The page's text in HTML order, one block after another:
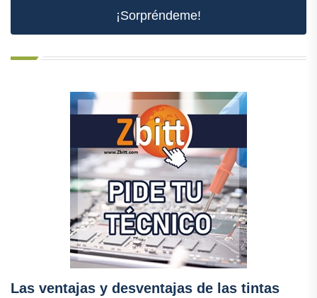
¡Sorpréndeme!
Las ventajas y desventajas de las tintas